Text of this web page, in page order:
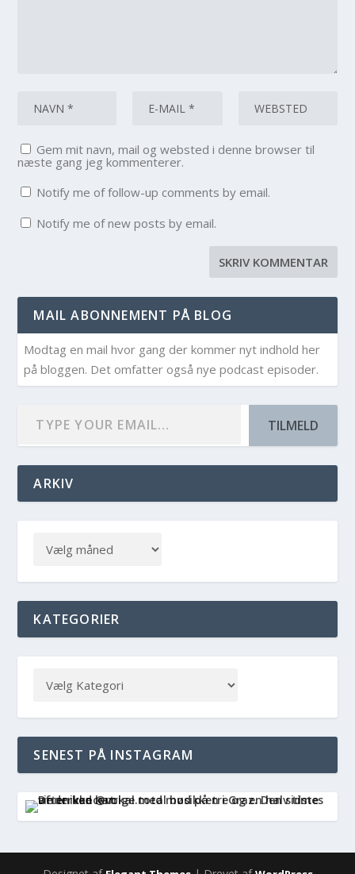
Gem mit navn, mail og websted i denne browser til
næste gang jeg kommenterer.
Notify me of follow-up comments by email.
Notify me of new posts by email.
MAIL ABONNEMENT PÅ BLOG
Modtag en mail hvor gang der kommer nyt indhold her
på bloggen. Det omfatter også nye podcast episoder.
TILMELD
ARKIV
KATEGORIER
SENEST PÅ INSTAGRAM